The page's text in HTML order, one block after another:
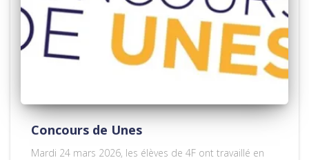
Concours de Unes
Mardi 24 mars 2026, les élèves de 4F ont travaillé en